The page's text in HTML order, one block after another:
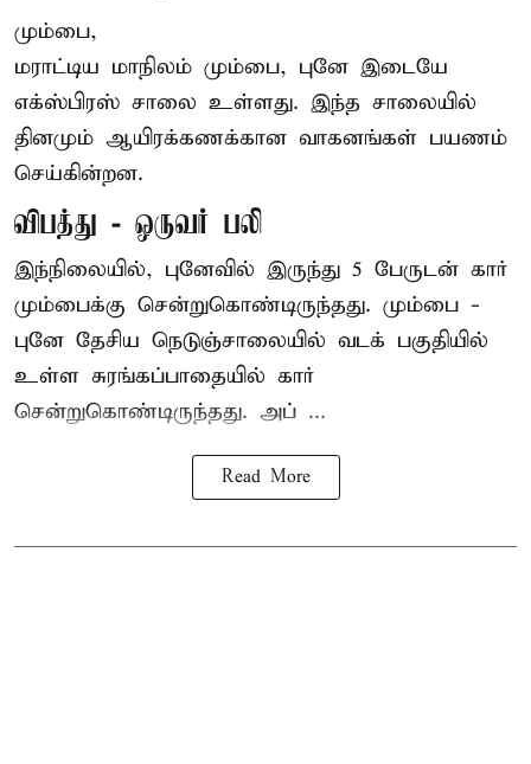
மும்பை,
மராட்டிய மாநிலம் மும்பை, புனே இடையே
எக்ஸ்பிரஸ் சாலை உள்ளது. இந்த சாலையில்
தினமும் ஆயிரக்கணக்கான வாகனங்கள் பயணம்
செய்கின்றன.
விபத்து - ஒருவர் பலி
இந்நிலையில், புனேவில் இருந்து 5 பேருடன் கார்
மும்பைக்கு சென்றுகொண்டிருந்தது. மும்பை -
புனே தேசிய நெடுஞ்சாலையில் வடக் பகுதியில்
உள்ள சுரங்கப்பாதையில் கார்
சென்றுகொண்டிருந்தது. அப் ...
Read More